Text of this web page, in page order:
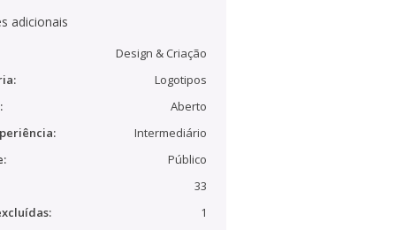
adicionais
Design & Criação
Logotipos
Aberto
Intermediário
Público
33
1